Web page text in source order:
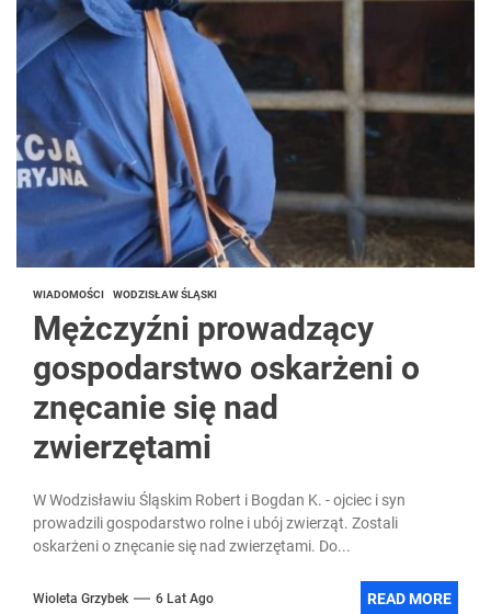
WIADOMOŚCI WODZISŁAW ŚLĄSKI
Mężczyźni prowadzący
gospodarstwo oskarżeni o
znęcanie się nad
zwierzętami
W Wodzisławiu Śląskim Robert i Bogdan K. - ojciec i syn
prowadzili gospodarstwo rolne i ubój zwierząt. Zostali
oskarżeni o znęcanie się nad zwierzętami. Do...
Wioleta Grzybek 6 Lat Ago READ MORE